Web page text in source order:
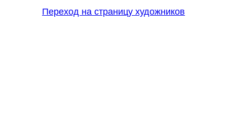
Переход на страницу художников